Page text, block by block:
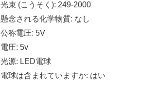
光束 (こうそく): 249-2000
懸念される化学物質: なし
公称電圧: 5V
電圧: 5v
光源: LED電球
電球は含まれていますか: はい